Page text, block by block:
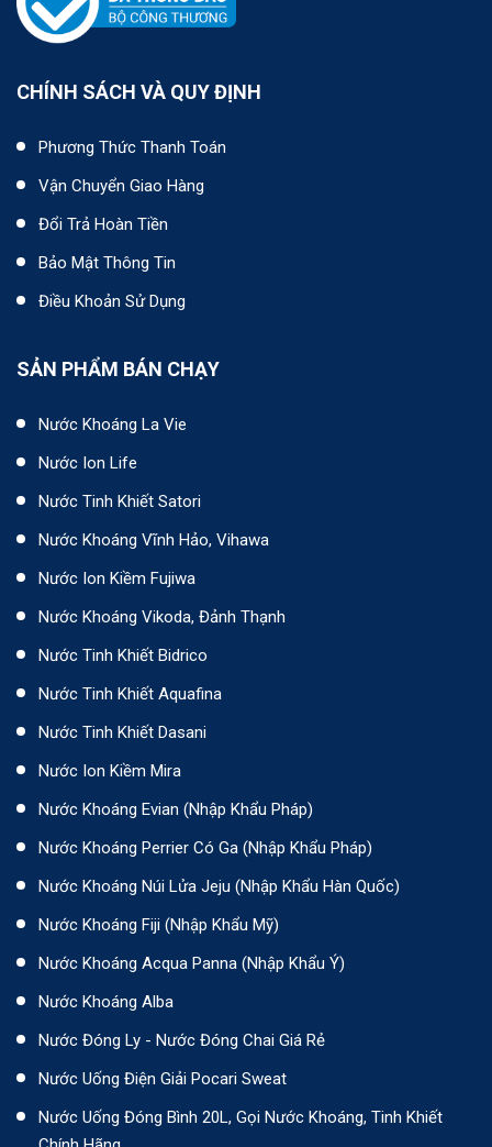
CHÍNH SÁCH VÀ QUY ĐỊNH
Phương Thức Thanh Toán
Vận Chuyển Giao Hàng
Đổi Trả Hoàn Tiền
Bảo Mật Thông Tin
Điều Khoản Sử Dụng
SẢN PHẨM BÁN CHẠY
Nước Khoáng La Vie
Nước Ion Life
Nước Tinh Khiết Satori
Nước Khoáng Vĩnh Hảo, Vihawa
Nước Ion Kiềm Fujiwa
Nước Khoáng Vikoda, Đảnh Thạnh
Nước Tinh Khiết Bidrico
Nước Tinh Khiết Aquafina
Nước Tinh Khiết Dasani
Nước Ion Kiềm Mira
Nước Khoáng Evian (Nhập Khẩu Pháp)
Nước Khoáng Perrier Có Ga (nhập Khẩu Pháp)
Nước Khoáng Núi Lửa Jeju (nhập Khẩu Hàn Quốc)
Nước Khoáng Fiji (Nhập Khẩu Mỹ)
Nước Khoáng Acqua Panna (nhập Khẩu Ý)
Nước Khoáng Alba
Nước Đóng Ly - Nước Đóng Chai Giá Rẻ
Nước Uống Điện Giải Pocari Sweat
Nước Uống Đóng Bình 20L, Gọi Nước Khoáng, Tinh Khiết